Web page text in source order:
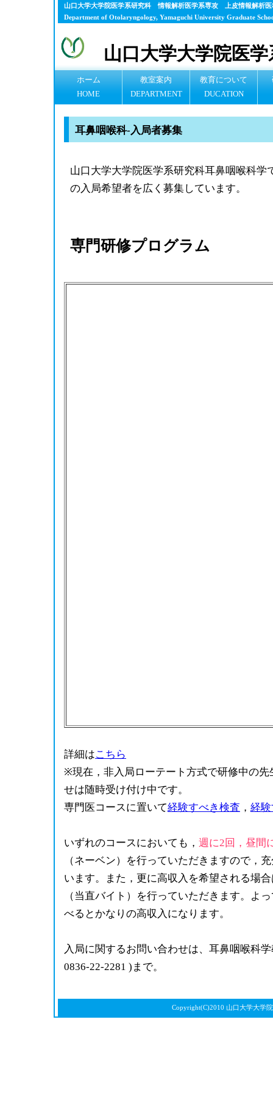
山口大学大学院医学系研究科 情報解析医学系専攻 上皮情報解析
Department of Otolaryngology, Yamaguchi University Graduate
山口大学大学院医学
ホーム
HOME
教室案内
DEPARTMENT
教育について
DUCATION
耳鼻咽喉科-入局者募集
山口大学大学院医学系研究科耳鼻咽喉科学
の入局希望者を広く募集しています。
専門研修プログラム
詳細はこちら
※現在，非入局ローテート方式で研修中の先
せは随時受け付け中です。
専門医コースに置いて経験すべき検査 ， 経
いずれのコースにおいても， 週に2回，昼間
（ネーベン）を行っていただきますので，
います。また，更に高収入を希望される場
（当直バイト）を行っていただきます。よ
べるとかなりの高収入になります。
入局に関するお問い合わせは、耳鼻咽喉科
0836-22-2281 )まで。
Copyright(C)2010 山口大学大学